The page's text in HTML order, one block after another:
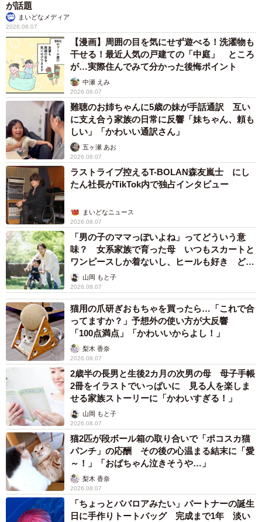
が話題
まいどなメディア
2026.08.07
【漫画】周囲の目を気にせず遊べる！洗濯物も
干せる！最近人気の戸建ての「中庭」 ところ
が…実際住んでみて分かった後悔ポイント
中瀬 えみ
2026.08.07
難聴のお姉ちゃんに5歳の妹が手話通訳 互い
に支え合う家族の日常に反響「妹ちゃん、頼も
しい」「かわいい通訳さん」
五ヶ瀬 あお
2026.08.07
ラストライブ控えるT-BOLAN森友嵐士 にし
たん社長がTikTok内で独占インタビュー
まいどなニュース
2026.08.07
「男の子のママっぽいよね」ってどういう意
味？ 女系家族で育った母 いつもスカートと
ワンピースしか着ないし、ヒールも好き どの
へんが…
山岡 もと子
2026.08.07
猫用の爪研ぎおもちゃを買ったら…「これで合
ってますか？」予想外の使い方が大反響
「100点満点」「かわいいからよし！」
梨木 香奈
2026.08.07
2歳半の長男と生後2カ月の次男の母 母子手帳
2冊をイラストでいっぱいに 見る人を楽しま
せる家族ストーリーに「かわいすぎる！」
山岡 もと子
2026.08.07
猫2匹が段ボール箱の取り合いで「ポコスカ猫
パンチ」の応酬 その後の心温まる結末に「愛
～！」「おばちゃん泣きそうや…」
梨木 香奈
2026.08.07
「ちょっとババロアみたい」パートナーの誕生
日に手作りトートバッグ 完成まで1年 淡い